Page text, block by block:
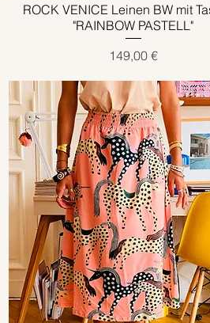
Schnellansicht
ROCK VENICE Leinen BW mit
"RAINBOW PASTELL"
Preis
149,00 €